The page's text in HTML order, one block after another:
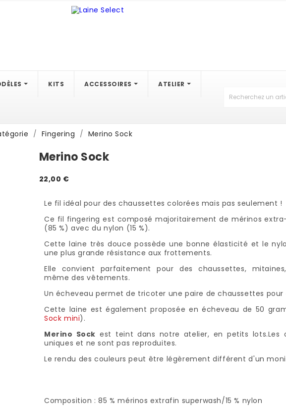
KITS ACCESSOIRES ATELIER
Fingering Merino Sock
Merino Sock
22,00 €
Le fil idéal pour des chaussettes colorées mais pas seulement !
Ce fil fingering est composé majoritairement de mérinos
(85 %) avec du nylon (15 %).
Cette laine très douce possède une bonne élasticité et le
une plus grande résistance aux frottements.
Elle convient parfaitement pour des chaussettes,
même des vêtements.
Un écheveau permet de tricoter une paire de chaussettes pour
Cette laine est également proposée en écheveau de 50
Sock mini).
Merino Sock est teint dans notre atelier, en petits lots.Les
uniques et ne sont pas reproduites.
Le rendu des couleurs peut être légèrement différent d'un
Composition : 85 % mérinos extrafin superwash/15 % nylon